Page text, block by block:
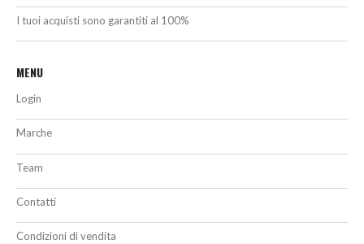
I tuoi acquisti sono garantiti al 100%
MENU
Login
Marche
Team
Contatti
Condizioni di vendita